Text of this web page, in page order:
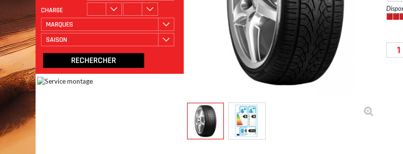
CHARGE
MARQUES
SAISON